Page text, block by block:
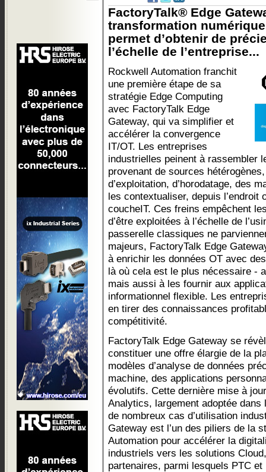
FactoryTalk® Edge
transformation
permet d’obtenir de
l’échelle de l’entreprise...
Rockwell Automation franchit
une première étape de sa
stratégie Edge Computing
avec FactoryTalk Edge
Gateway, qui va simplifier et
accélérer la convergence
IT/OT. Les entreprises
industrielles peinent à rassembler
provenant de sources
d’exploitation, d’horodatage, des
les contextualiser, depuis
coucheIT. Ces freins empêchent
d’être exploitées à l’échelle de
passerelle classiques ne
majeurs, FactoryTalk Edge
à enrichir les données OT avec
là où cela est le plus nécessaire -
mais aussi à les fournir aux
informationnel flexible. Les
en tirer des connaissances
compétitivité.
FactoryTalk Edge Gateway se
constituer une offre élargie de la
modèles d’analyse de données
machine, des applications
évolutifs. Cette dernière mise à
Analytics, largement adoptée
de nombreux cas d’utilisation
Gateway est l’un des piliers de la
Automation pour accélérer la
industriels vers les solutions
partenaires, parmi lesquels PTC